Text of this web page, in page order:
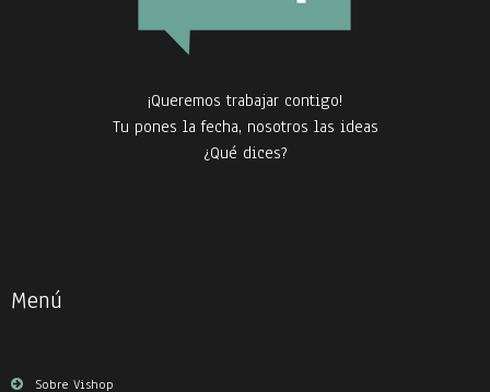
¡Queremos trabajar contigo!
Tu pones la fecha, nosotros las ideas
¿Qué dices?
Menú
Sobre Vishop